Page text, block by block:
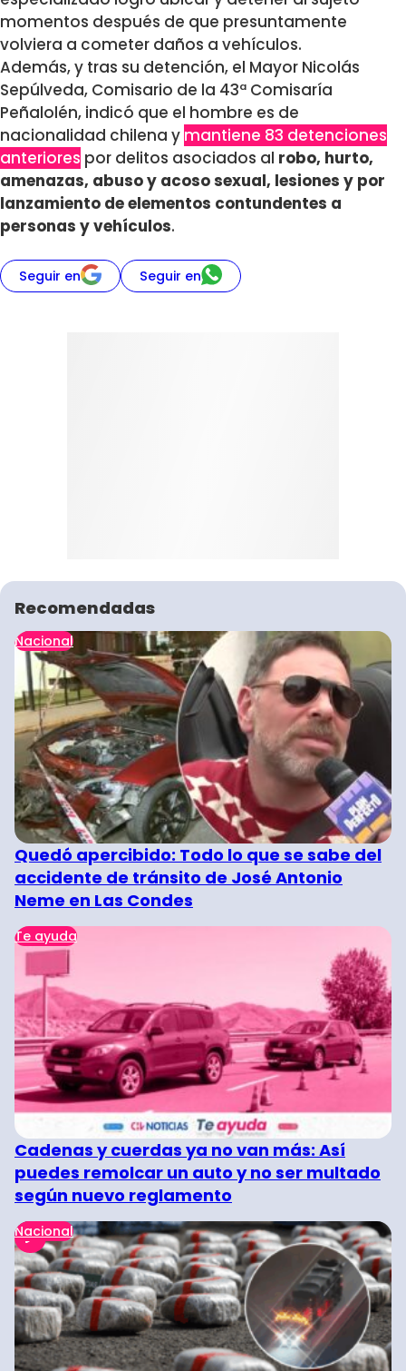
momentos después de que presuntamente
volviera a cometer daños a vehículos.
Además, y tras su detención, el Mayor Nicolás
Sepúlveda, Comisario de la 43ª Comisaría
Peñalolén, indicó que el hombre es de
nacionalidad chilena y mantiene 83 detenciones
anteriores por delitos asociados al robo, hurto,
amenazas, abuso y acoso sexual, lesiones y por
lanzamiento de elementos contundentes a
personas y vehículos.
Seguir en Seguir en
Recomendadas
Nacional
Quedó apercibido: Todo lo que se sabe del
accidente de tránsito de José Antonio
Neme en Las Condes
Te ayuda
Cadenas y cuerdas ya no van más: Así
puedes remolcar un auto y no ser multado
según nuevo reglamento
Nacional